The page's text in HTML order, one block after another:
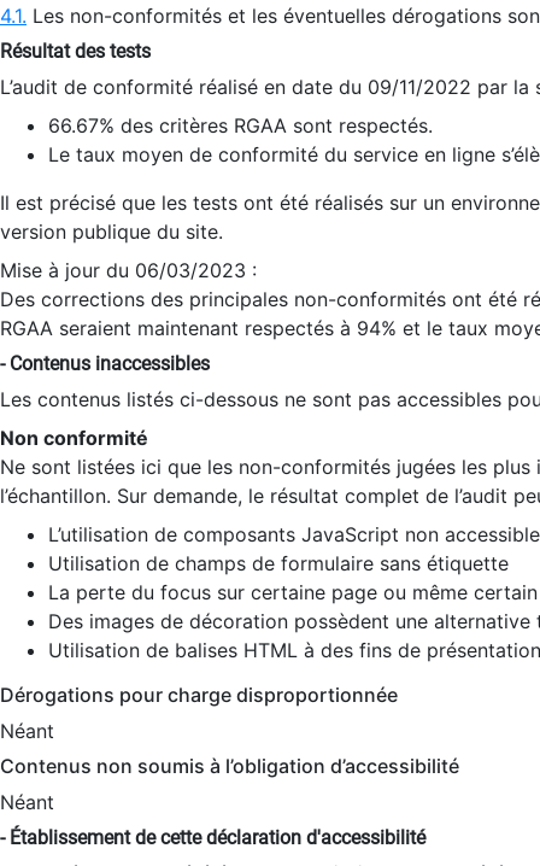
4.1. Les non-conformités et les éventuelles dérogations
Résultat des tests
L’audit de conformité réalisé en date du 09/11/2022 par
66.67% des critères RGAA sont respectés.
Le taux moyen de conformité du service en ligne
Il est précisé que les tests ont été réalisés sur un
version publique du site.
Mise à jour du 06/03/2023 :
Des corrections des principales non-conformités ont été
RGAA seraient maintenant respectés à 94% et le taux
- Contenus inaccessibles
Les contenus listés ci-dessous ne sont pas accessibles
Non conformité
Ne sont listées ici que les non-conformités jugées les
l’échantillon. Sur demande, le résultat complet de l’audit
L’utilisation de composants JavaScript non
Utilisation de champs de formulaire sans étiquette
La perte du focus sur certaine page ou même
Des images de décoration possèdent une alternative
Utilisation de balises HTML à des fins de
Dérogations pour charge disproportionnée
Néant
Contenus non soumis à l’obligation d’accessibilité
Néant
- Établissement de cette déclaration d'accessibilité